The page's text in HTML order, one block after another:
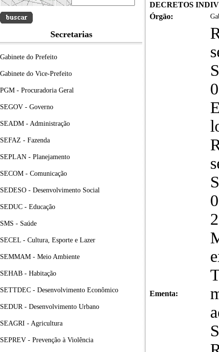
Secretarias
Gabinete do Prefeito
Gabinete do Vice-Prefeito
PGM - Procuradoria Geral
SEGOV - Governo
SEADM - Administração
SEFAZ - Fazenda
SEPLAN - Planejamento
SECOM - Comunicação
SEDESO - Desenvolvimento Social
SEDUC - Educação
SMS - Saúde
SECEL - Cultura, Esporte e Lazer
SEMMAM - Meio Ambiente
SEHAB - Habitação
SETTDEC - Desenvolvimento Econômico
SEDUR - Desenvolvimento Urbano
SEAGRI - Agricultura
SEPREV - Prevenção à Violência
DECRETOS
Órgão:
Ementa: